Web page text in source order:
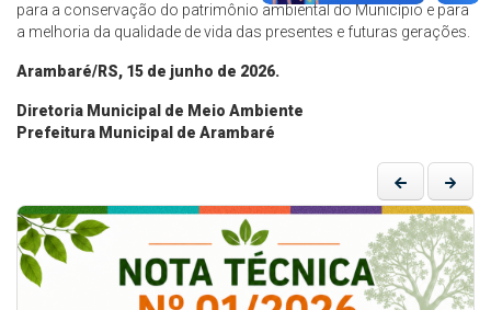
para a conservação do patrimônio ambiental do Município e para
a melhoria da qualidade de vida das presentes e futuras gerações.
Arambaré/RS, 15 de junho de 2026.
Diretoria Municipal de Meio Ambiente
Prefeitura Municipal de Arambaré